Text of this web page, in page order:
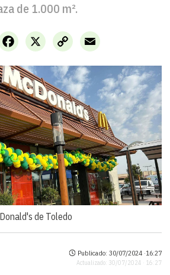
de 1.000 m².
X
Facebook
Copy
Link
Email
de Toledo
Publicado: 30/07/2024 ·16:27
Actualizado: 30/07/2024 · 16:27